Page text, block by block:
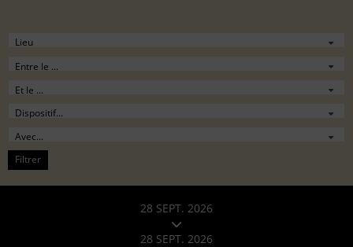
Filtrer
28 SEPT. 2026
28 SEPT. 2026